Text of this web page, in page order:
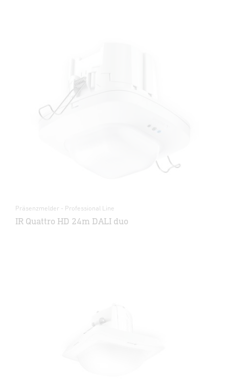
Präsenzmelder - Professional Line
IR Quattro HD 24m DALI duo